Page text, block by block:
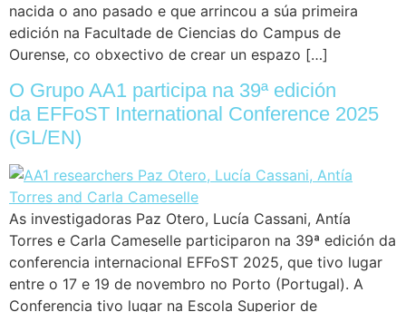
nacida o ano pasado e que arrincou a súa primeira
edición na Facultade de Ciencias do Campus de
Ourense, co obxectivo de crear un espazo […]
O Grupo AA1 participa na 39ª edición
da EFFoST International Conference 2025
(GL/EN)
As investigadoras Paz Otero, Lucía Cassani, Antía
Torres e Carla Cameselle participaron na 39ª edición da
conferencia internacional EFFoST 2025, que tivo lugar
entre o 17 e 19 de novembro no Porto (Portugal). A
Conferencia tivo lugar na Escola Superior de